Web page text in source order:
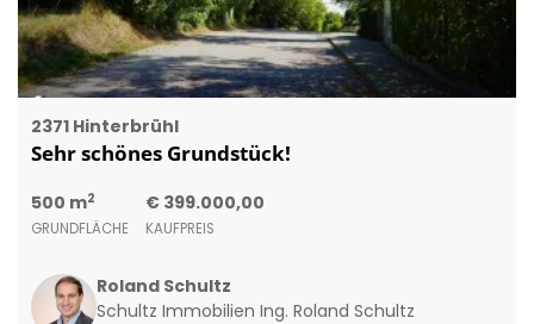
2371 Hinterbrühl
Sehr schönes Grundstück!
500 m2
GRUNDFLÄCHE
€ 399.000,00
KAUFPREIS
Roland Schultz
Schultz Immobilien Ing. Roland Schultz